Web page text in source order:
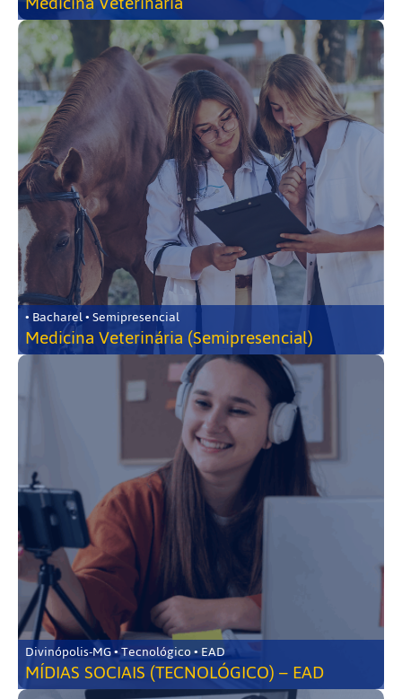
• Bacharel • Semipresencial
Medicina Veterinária (Semipresencial)
Divinópolis-MG • Tecnológico • EAD
MÍDIAS SOCIAIS (TECNOLÓGICO) – EAD